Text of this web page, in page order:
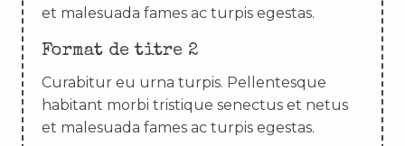
et malesuada fames ac turpis egestas.
Format de titre 2
Curabitur eu urna turpis. Pellentesque
habitant morbi tristique senectus et netus
et malesuada fames ac turpis egestas.